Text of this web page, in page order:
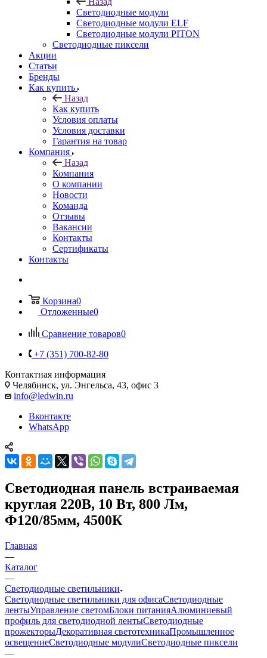
Светодиодные модули
Светодиодные модули ELF
Светодиодные модули PITON
Светодиодные пиксели
Акции
Статьи
Бренды
Как купить
Назад
Как купить
Условия оплаты
Условия доставки
Гарантия на товар
Компания
Назад
Компания
О компании
Новости
Команда
Отзывы
Вакансии
Контакты
Сертификаты
Контакты
Корзина0
Отложенные0
Сравнение товаров0
+7 (351) 700-82-80
Контактная информация
Челябинск, ул. Энгельса, 43, офис 3
info@ledwin.ru
Вконтакте
WhatsApp
Светодиодная панель встраиваемая
круглая 220В, 10 Вт, 800 Лм,
Ф120/85мм, 4500К
Главная
—
Каталог
—
Светодиодные светильники
Светодиодные светильники для офисаСветодиодные
лентыУправление светомБлоки питанияАлюминиевый
профиль для светодиодной лентыСветодиодные
прожекторыДекоративная светотехникаПромышленное
освещениеСветодиодные модулиСветодиодные пиксели
—